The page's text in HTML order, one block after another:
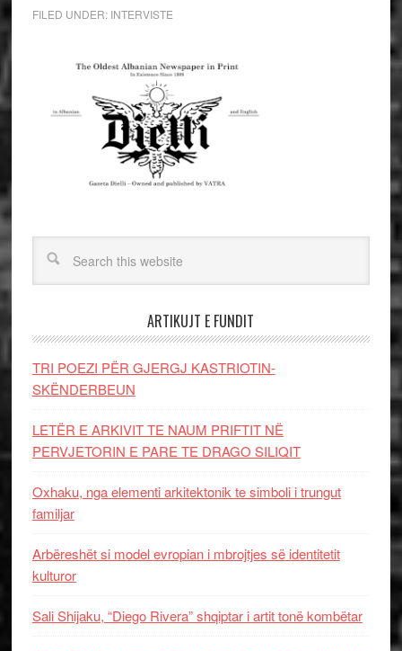
FILED UNDER: INTERVISTE
ARTIKUJT E FUNDIT
TRI POEZI PËR GJERGJ KASTRIOTIN-
SKËNDERBEUN
LETËR E ARKIVIT TE NAUM PRIFTIT NË
PERVJETORIN E PARE TE DRAGO SILIQIT
Oxhaku, nga elementi arkitektonik te simboli i trungut
familjar
Arbëreshët si model evropian i mbrojtjes së identitetit
kulturor
Sali Shijaku, “Diego Rivera” shqiptar i artit tonë kombëtar